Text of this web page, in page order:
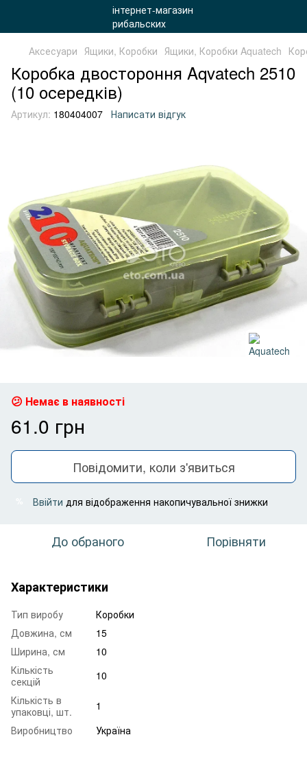
Аксесуари Ящики, Коробки Ящики, Коробки Aquatech
Коробка двостороння Aqvatech 2510
(10 осередків)
Артикул: 180404007 Написати відгук
Немає в наявності
61.0 грн
Повідомити, коли з'явиться
Ввійти для відображення накопичувальної знижки
До обраного Порівняти
Характеристики
Тип виробу
Коробки
Довжина, см
15
Ширина, см
10
Кількість
секцій
10
Кількість в
упаковці, шт.
1
Виробництво
Україна